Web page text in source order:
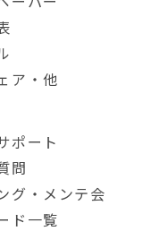
ア・他
ポート
問
グ・メンテ会
ド一覧